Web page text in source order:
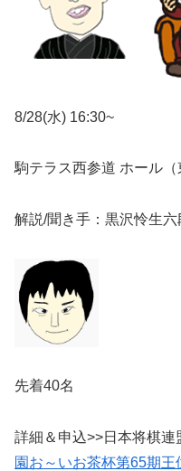
8/28(水) 16:30~
駒テラス西参道 ホール（
解説/聞き手：黒沢怜生
先着40名
詳細＆申込>>日本将棋連
園お～いお茶杯第65期